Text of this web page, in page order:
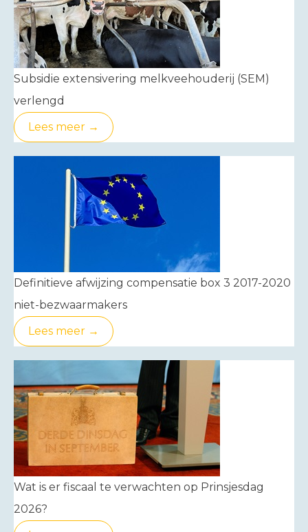
Subsidie extensivering melkveehouderij (SEM)
verlengd
Lees meer →
Definitieve afwijzing compensatie box 3 2017-2020
niet-bezwaarmakers
Lees meer →
Wat is er fiscaal te verwachten op Prinsjesdag
2026?